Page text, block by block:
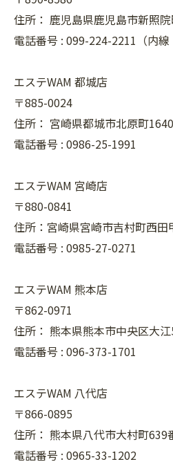
住所： 鹿児島県鹿児島市新照
電話番号 : 099-224-2211（内線
エステWAM 都城店
〒885-0024
住所： 宮崎県都城市北原町
電話番号 : 0986-25-1991
エステWAM 宮崎店
〒880-0841
住所：宮崎県宮崎市吉村町西田
電話番号 : 0985-27-0271
エステWAM 熊本店
〒862-0971
住所： 熊本県熊本市中央区大
電話番号 : 096-373-1701
エステWAM 八代店
〒866-0895
住所： 熊本県八代市大村町639
電話番号 : 0965-33-1202